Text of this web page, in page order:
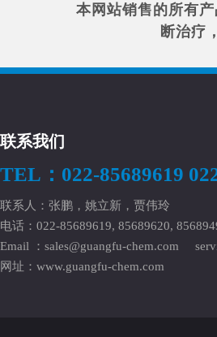
本网站销售的所有
断治疗
联系我们
TEL：022-85689619
联系人：张鹏，姚立新，贾伟玲
电话：022-85689619, 85689620,
Email ： sales@guangfu-chem.com
网址： www.guangfu-chem.com